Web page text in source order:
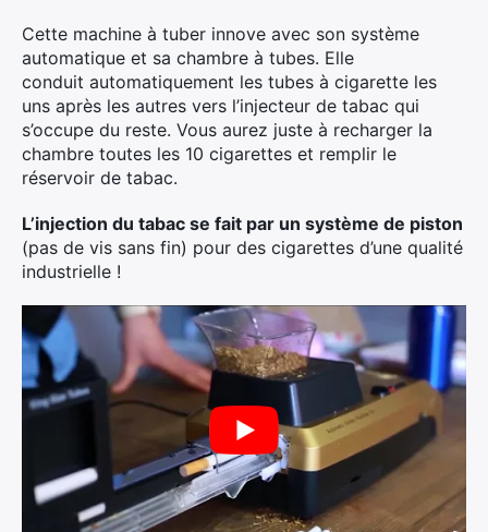
Cette machine à tuber innove avec son système
automatique et sa chambre à tubes. Elle
conduit automatiquement les tubes à cigarette les
uns après les autres vers l’injecteur de tabac qui
s’occupe du reste. Vous aurez juste à recharger la
chambre toutes les 10 cigarettes et remplir le
réservoir de tabac.
L’injection du tabac se fait par un système de piston
(pas de vis sans fin) pour des cigarettes d’une qualité
industrielle !